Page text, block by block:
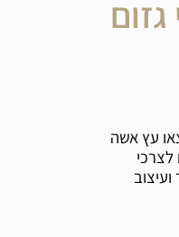
עץ אשה
לצרכי